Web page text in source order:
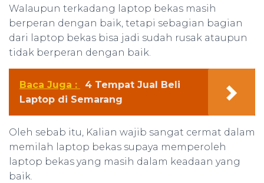
Walaupun terkadang laptop bekas masih
berperan dengan baik, tetapi sebagian bagian
dari laptop bekas bisa jadi sudah rusak ataupun
tidak berperan dengan baik.
Baca Juga :
4 Tempat Jual Beli
Laptop di Semarang
Oleh sebab itu, Kalian wajib sangat cermat dalam
memilah laptop bekas supaya memperoleh
laptop bekas yang masih dalam keadaan yang
baik.